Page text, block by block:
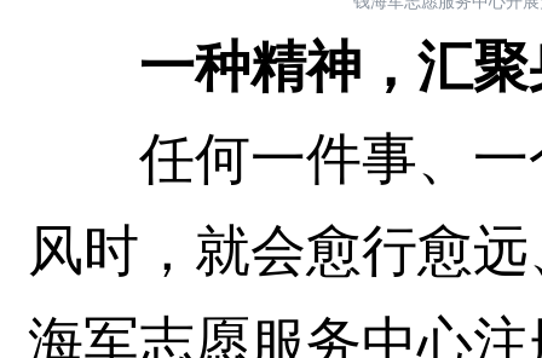
一种精神，汇聚
任何一件事、一
风时，就会愈行愈
海军志愿服务中心